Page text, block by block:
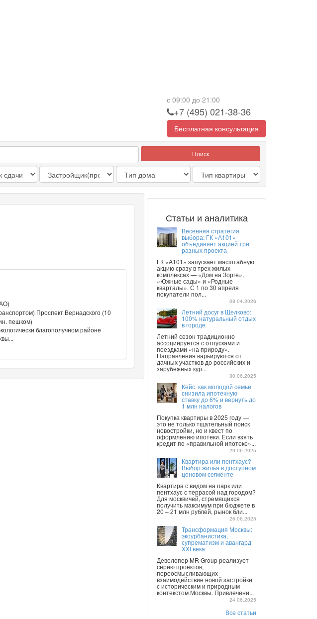
с 09:00 до 21:00
+7 (495) 021-38-36
Бесплатная консультация
Поиск
Проспект Вернадского (10
пешком)
благополучном районе
Статьи и аналитика
Весенняя стратегия
выбора: ГК «А101»
объединяет акцией три
разных проекта
ГК «А101» запускает масштабную
акцию сразу в трех жилых
комплексах — «Дом на Зорге»,
«Южные сады» и «Родные
кварталы». С 1 по 30 апреля
покупатели пол...
08.04.2026
Летний досуг в Щелково:
100% натуральный отдых
в городе
Летний сезон традиционно
ассоциируется с отпусками и
поездками «на природу».
Направления варьируются от
дачных участков до российских и
зарубежных кур...
30.06.2025
Кейс: как молодой семье
снизила ипотечную
ставку до 6% и вернуть до
1 млн налогов
Покупка квартиры в 2025 году —
это не только тщательный поиск
новостройки, но и квест по
оформлению ипотеки. Если взять
кредит по «правильной ипотеке»...
29.06.2025
Квартира или пентхаус?
Выбор жилья в доступном
ценовом сегменте
Квартира с видом на парк или
пентхаус с террасой над городом?
Для москвичей, стремящихся
получить максимум при бюджете в
20 – 21 млн рублей, рынок бли...
26.06.2025
Трансформация Москвы:
экоурбанистика,
супрематизм и авангард
XXI века
Девелопер MR Group реализует
серию проектов,
переосмысливающих
взаимодействие новой застройки
с историческим и природным
контекстом Москвы. Привлечени...
24.06.2025
Все статьи